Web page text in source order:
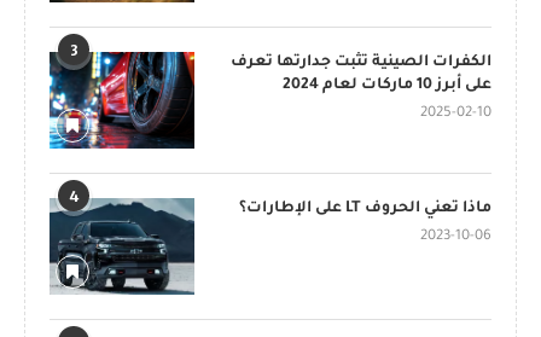
3
الكفرات الصينية تثبت جدارتها تعرف
على أبرز 10 ماركات لعام 2024
2025-02-10
4
ماذا تعني الحروف LT على الإطارات؟
2023-10-06